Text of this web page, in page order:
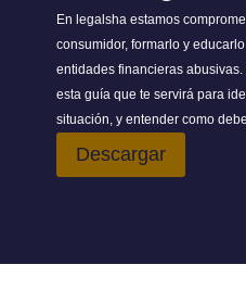
En legalsha estamos
consumidor, formarlo y
entidades financieras
esta guía que te servirá para
situación, y entender como
Descargar